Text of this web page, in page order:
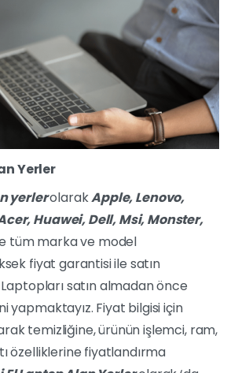
Yerler
yerlerolarakApple, Lenovo,
Huawei, Dell, Msi, Monster,
tüm marka ve model
fiyat garantisi ile satın
satın almadan önce
yapmaktayız. Fiyat bilgisi için
temizliğine, ürünün işlemci, ram,
özelliklerine fiyatlandırma